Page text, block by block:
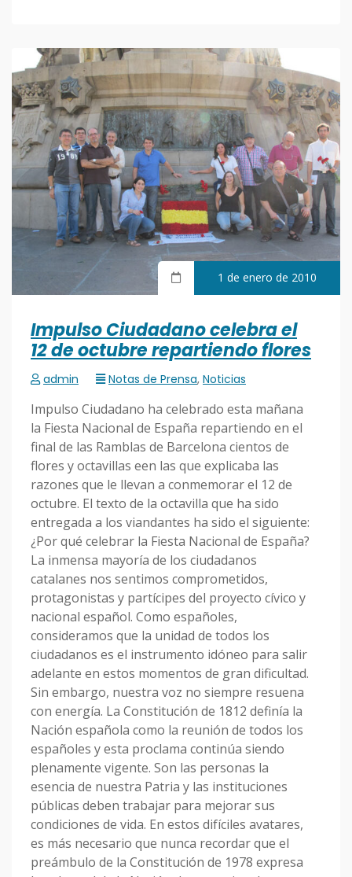
1 de enero de 2010
Impulso Ciudadano celebra el
12 de octubre repartiendo flores
admin Notas de Prensa, Noticias
Impulso Ciudadano ha celebrado esta mañana
la Fiesta Nacional de España repartiendo en el
final de las Ramblas de Barcelona cientos de
flores y octavillas een las que explicaba las
razones que le llevan a conmemorar el 12 de
octubre. El texto de la octavilla que ha sido
entregada a los viandantes ha sido el siguiente:
¿Por qué celebrar la Fiesta Nacional de España?
La inmensa mayoría de los ciudadanos
catalanes nos sentimos comprometidos,
protagonistas y partícipes del proyecto cívico y
nacional español. Como españoles,
consideramos que la unidad de todos los
ciudadanos es el instrumento idóneo para salir
adelante en estos momentos de gran dificultad.
Sin embargo, nuestra voz no siempre resuena
con energía. La Constitución de 1812 definía la
Nación española como la reunión de todos los
españoles y esta proclama continúa siendo
plenamente vigente. Son las personas la
esencia de nuestra Patria y las instituciones
públicas deben trabajar para mejorar sus
condiciones de vida. En estos difíciles avatares,
es más necesario que nunca recordar que el
preámbulo de la Constitución de 1978 expresa